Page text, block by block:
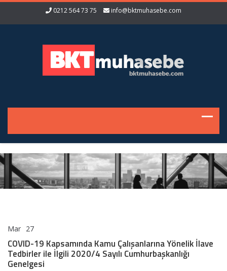
0212 564 73 75 info@bktmuhasebe.com
Mar 27
Kapsamında
Kamu
COVID-19 Kapsamında Kamu Çalışanlarına Yönelik İlave
Tedbirler ile İlgili 2020/4 Sayılı Cumhurbaşkanlığı
Genelgesi